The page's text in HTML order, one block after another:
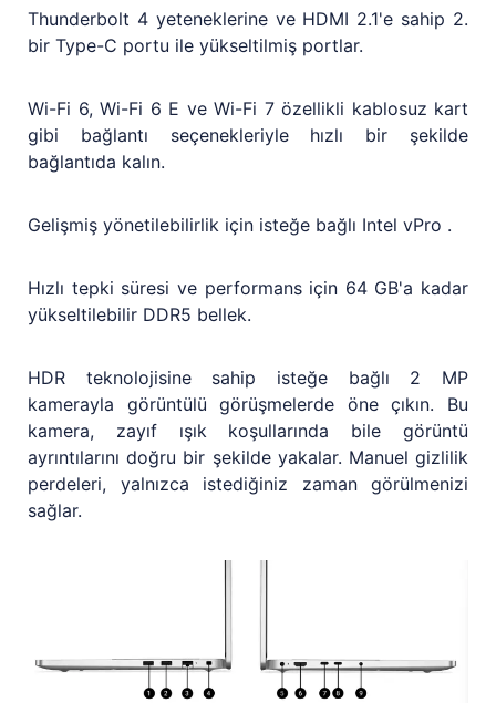
Thunderbolt 4 yeteneklerine ve HDMI 2.1'e sahip 2.
bir Type-C portu ile yükseltilmiş portlar.
Wi-Fi 6, Wi-Fi 6 E ve Wi-Fi 7 özellikli kablosuz kart
gibi bağlantı seçenekleriyle hızlı bir şekilde
bağlantıda kalın.
Gelişmiş yönetilebilirlik için isteğe bağlı Intel vPro .
Hızlı tepki süresi ve performans için 64 GB'a kadar
yükseltilebilir DDR5 bellek.
HDR teknolojisine sahip isteğe bağlı 2 MP
kamerayla görüntülü görüşmelerde öne çıkın. Bu
kamera, zayıf ışık koşullarında bile görüntü
ayrıntılarını doğru bir şekilde yakalar. Manuel gizlilik
perdeleri, yalnızca istediğiniz zaman görülmenizi
sağlar.